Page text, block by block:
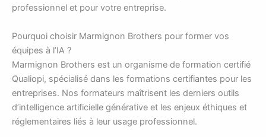
professionnel et pour votre entreprise.
Pourquoi choisir Marmignon Brothers pour former vos
équipes à l’IA ?
Marmignon Brothers est un organisme de formation certifié
Qualiopi, spécialisé dans les formations certifiantes pour les
entreprises. Nos formateurs maîtrisent les derniers outils
d’intelligence artificielle générative et les enjeux éthiques et
réglementaires liés à leur usage professionnel.